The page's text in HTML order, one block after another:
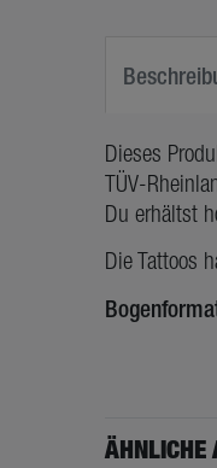
Dieses
TÜV-
Du erhältst
Die Tattoos
ÄHNLICHE